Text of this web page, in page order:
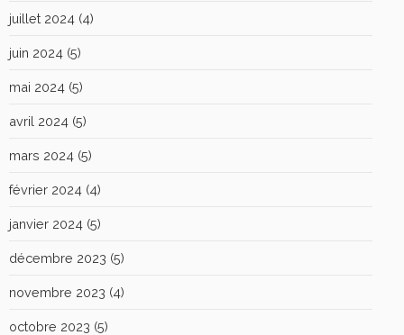
juillet 2024 (4)
juin 2024 (5)
mai 2024 (5)
avril 2024 (5)
mars 2024 (5)
février 2024 (4)
janvier 2024 (5)
décembre 2023 (5)
novembre 2023 (4)
octobre 2023 (5)